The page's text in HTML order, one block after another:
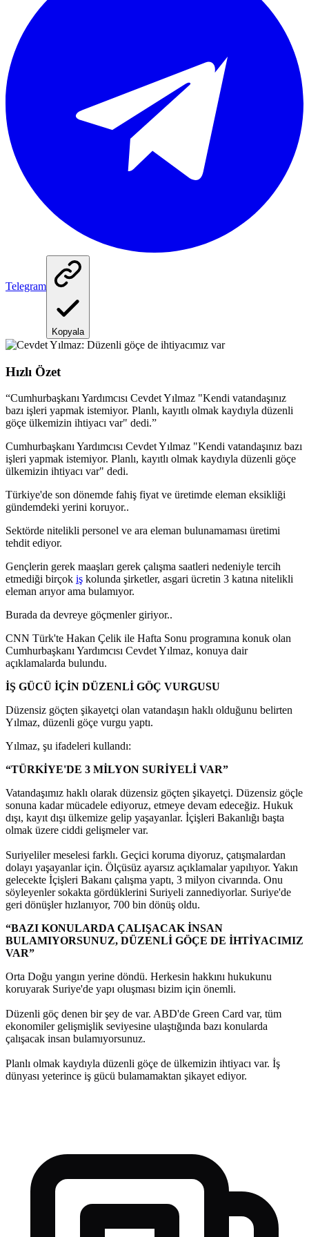
Telegram
Kopyala
Hızlı Özet
“Cumhurbaşkanı Yardımcısı Cevdet Yılmaz "Kendi vatandaşınız
bazı işleri yapmak istemiyor. Planlı, kayıtlı olmak kaydıyla düzenli
göçe ülkemizin ihtiyacı var" dedi.”
Cumhurbaşkanı Yardımcısı Cevdet Yılmaz "Kendi vatandaşınız bazı
işleri yapmak istemiyor. Planlı, kayıtlı olmak kaydıyla düzenli göçe
ülkemizin ihtiyacı var" dedi.
Türkiye'de son dönemde fahiş fiyat ve üretimde eleman eksikliği
gündemdeki yerini koruyor..
Sektörde nitelikli personel ve ara eleman bulunamaması üretimi
tehdit ediyor.
Gençlerin gerek maaşları gerek çalışma saatleri nedeniyle tercih
etmediği birçok iş kolunda şirketler, asgari ücretin 3 katına nitelikli
eleman arıyor ama bulamıyor.
Burada da devreye göçmenler giriyor..
CNN Türk'te Hakan Çelik ile Hafta Sonu programına konuk olan
Cumhurbaşkanı Yardımcısı Cevdet Yılmaz, konuya dair
açıklamalarda bulundu.
İŞ GÜCÜ İÇİN DÜZENLİ GÖÇ VURGUSU
Düzensiz göçten şikayetçi olan vatandaşın haklı olduğunu belirten
Yılmaz, düzenli göçe vurgu yaptı.
Yılmaz, şu ifadeleri kullandı:
“TÜRKİYE'DE 3 MİLYON SURİYELİ VAR”
Vatandaşımız haklı olarak düzensiz göçten şikayetçi. Düzensiz göçle
sonuna kadar mücadele ediyoruz, etmeye devam edeceğiz. Hukuk
dışı, kayıt dışı ülkemize gelip yaşayanlar. İçişleri Bakanlığı başta
olmak üzere ciddi gelişmeler var.
Suriyeliler meselesi farklı. Geçici koruma diyoruz, çatışmalardan
dolayı yaşayanlar için. Ölçüsüz ayarsız açıklamalar yapılıyor. Yakın
gelecekte İçişleri Bakanı çalışma yaptı, 3 milyon civarında. Onu
söyleyenler sokakta gördüklerini Suriyeli zannediyorlar. Suriye'de
geri dönüşler hızlanıyor, 700 bin dönüş oldu.
“BAZI KONULARDA ÇALIŞACAK İNSAN
BULAMIYORSUNUZ, DÜZENLİ GÖÇE DE İHTİYACIMIZ
VAR”
Orta Doğu yangın yerine döndü. Herkesin hakkını hukukunu
koruyarak Suriye'de yapı oluşması bizim için önemli.
Düzenli göç denen bir şey de var. ABD'de Green Card var, tüm
ekonomiler gelişmişlik seviyesine ulaştığında bazı konularda
çalışacak insan bulamıyorsunuz.
Planlı olmak kaydıyla düzenli göçe de ülkemizin ihtiyacı var. İş
dünyası yeterince iş gücü bulamamaktan şikayet ediyor.